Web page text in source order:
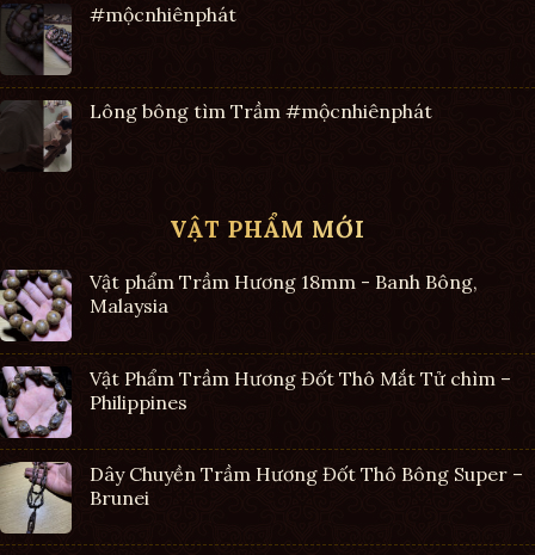
#mộcnhiênphát
Lông bông tìm Trầm #mộcnhiênphát
VẬT PHẨM MỚI
Vật phẩm Trầm Hương 18mm - Banh Bông,
Malaysia
Vật Phẩm Trầm Hương Đốt Thô Mắt Tử chìm –
Philippines
Dây Chuyền Trầm Hương Đốt Thô Bông Super –
Brunei